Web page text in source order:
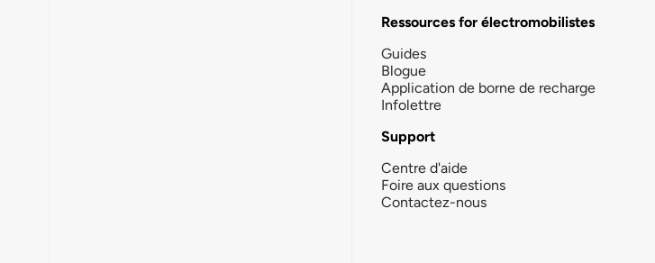
Ressources for électromobilistes
Guides
Blogue
Application de borne de recharge
Infolettre
Support
Centre d'aide
Foire aux questions
Contactez-nous